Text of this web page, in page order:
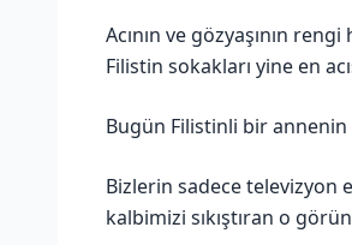
Acının ve gözyaşının
Filistin sokakları yine en
Bugün Filistinli bir
Bizlerin sadece televizyon
kalbimizi sıkıştıran o